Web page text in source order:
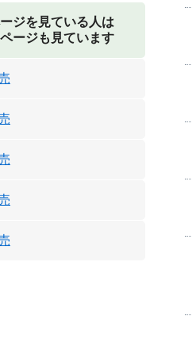
ジを見ている人は
ージも見ています